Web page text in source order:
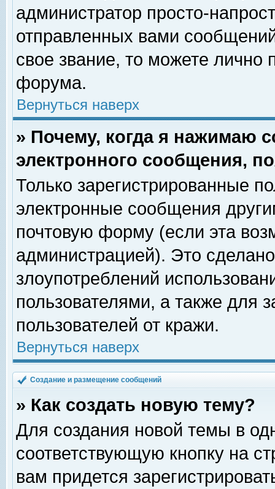
администратор просто-
отправленных вами
свое звание, то можете лично
форума.
Вернуться наверх
» Почему, когда я нажимаю
электронного сообщения,
Только зарегистрированные
электронные сообщения
почтовую форму (если эта
администрацией). Это
злоупотреблений
пользователями, а также для
пользователей от кражи.
Вернуться наверх
Создание и размещение сообщений
» Как создать новую тему?
Для создания новой темы в
соответствующую кнопку на
вам придется